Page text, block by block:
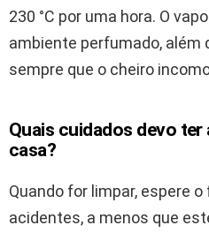
230 °C por uma hora. O
ambiente perfumado, além
sempre que o cheiro
Quais cuidados devo
casa?
Quando for limpar, espere
acidentes, a menos que